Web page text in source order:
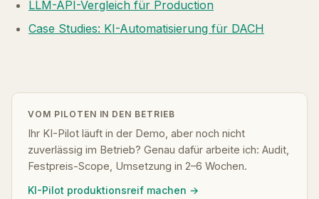
LLM-API-Vergleich für Production
Case Studies: KI-Automatisierung für DACH
VOM PILOTEN IN DEN BETRIEB
Ihr KI-Pilot läuft in der Demo, aber noch nicht
zuverlässig im Betrieb? Genau dafür arbeite ich: Audit,
Festpreis-Scope, Umsetzung in 2–6 Wochen.
KI-Pilot produktionsreif machen →